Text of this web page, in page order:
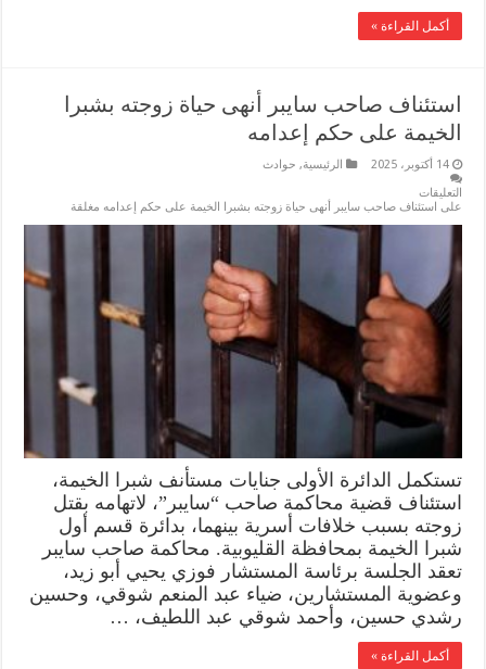
أكمل القراءة »
استئناف صاحب سايبر أنهى حياة زوجته بشبرا
الخيمة على حكم إعدامه
14 أكتوبر، 2025 الرئيسية, حوادث
التعليقات
على استئناف صاحب سايبر أنهى حياة زوجته بشبرا الخيمة على حكم إعدامه مغلقة
تستكمل الدائرة الأولى جنايات مستأنف شبرا الخيمة،
استئناف قضية محاكمة صاحب “سايبر”، لاتهامه بقتل
زوجته بسبب خلافات أسرية بينهما، بدائرة قسم أول
شبرا الخيمة بمحافظة القليوبية. محاكمة صاحب سايبر
تعقد الجلسة برئاسة المستشار فوزي يحيي أبو زيد،
وعضوية المستشارين، ضياء عبد المنعم شوقي، وحسين
رشدي حسين، وأحمد شوقي عبد اللطيف، …
أكمل القراءة »